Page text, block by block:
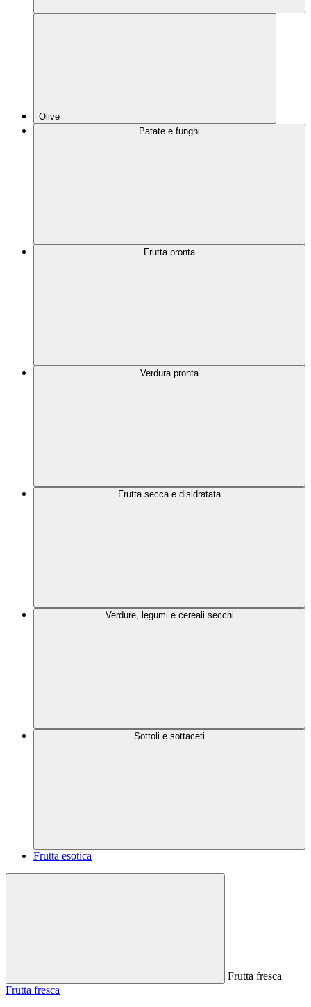
Olive
Patate e funghi
Frutta pronta
Verdura pronta
Frutta secca e disidratata
Verdure, legumi e cereali secchi
Sottoli e sottaceti
Frutta esotica
Frutta fresca
Frutta fresca